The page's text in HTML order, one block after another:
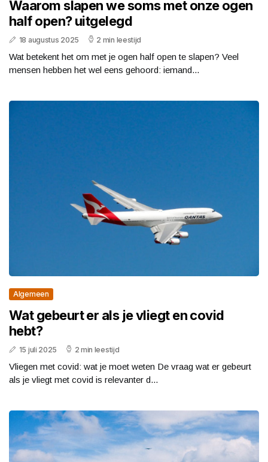
Waarom slapen we soms met onze ogen
half open? uitgelegd
18 augustus 2025 2 min leestijd
Wat betekent het om met je ogen half open te slapen? Veel
mensen hebben het wel eens gehoord: iemand...
Algemeen
Wat gebeurt er als je vliegt en covid
hebt?
15 juli 2025 2 min leestijd
Vliegen met covid: wat je moet weten De vraag wat er gebeurt
als je vliegt met covid is relevanter d...